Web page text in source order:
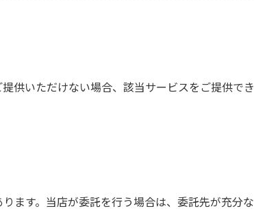
供いただけない場合、該当サービスをご提供でき
ます。当店が委託を行う場合は、委託先が充分な